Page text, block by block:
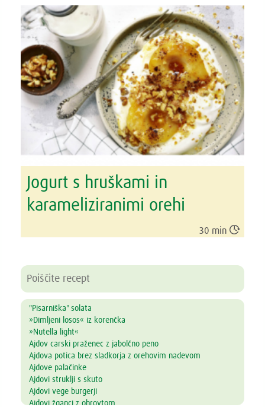
Jogurt s hruškami in
karameliziranimi orehi
30 min 
"Pisarniška" solata
»Dimljeni losos« iz korenčka
»Nutella light«
Ajdov carski praženec z jabolčno peno
Ajdova potica brez sladkorja z orehovim nadevom
Ajdove palačinke
Ajdovi struklji s skuto
Ajdovi vege burgerji
Ajdovi žganci z ohrovtom